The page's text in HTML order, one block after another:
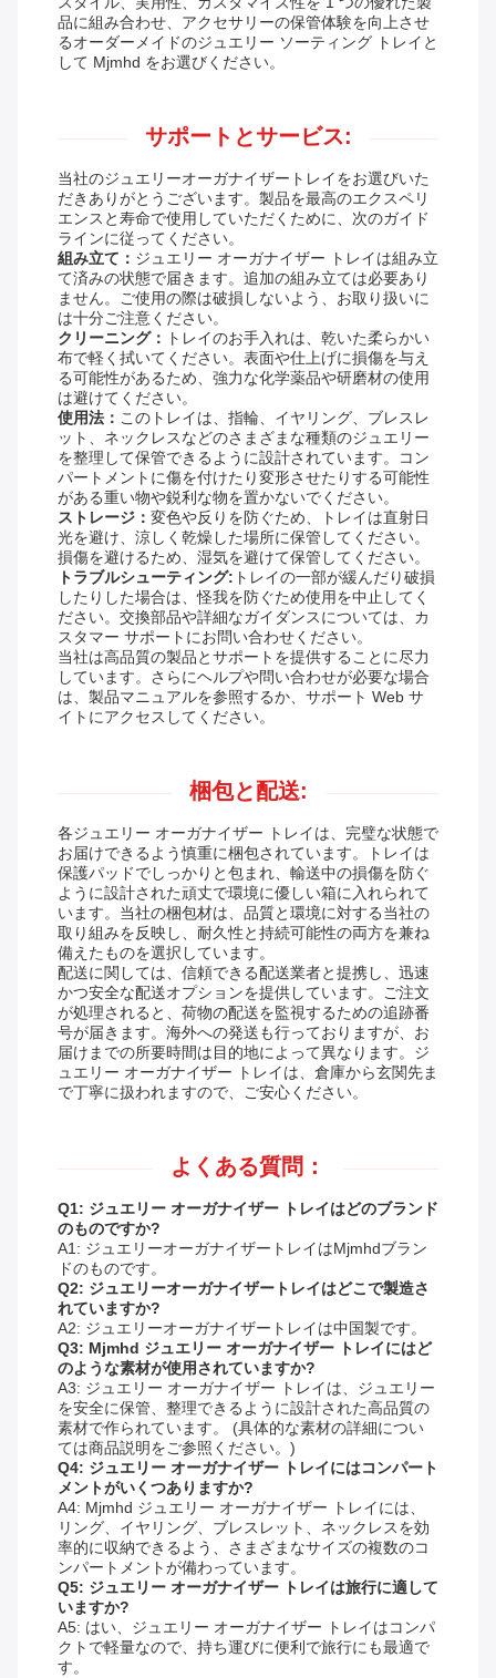
品に組み合わせ、アクセサリーの保管体験を向上させ
るオーダーメイドのジュエリー ソーティング トレイと
して Mjmhd をお選びください。
サポートとサービス:
当社のジュエリーオーガナイザートレイをお選びいた
だきありがとうございます。製品を最高のエクスペリ
エンスと寿命で使用していただくために、次のガイド
ラインに従ってください。
組み立て： ジュエリー オーガナイザー トレイは組み立
て済みの状態で届きます。追加の組み立ては必要あり
ません。ご使用の際は破損しないよう、お取り扱いに
は十分ご注意ください。
クリーニング：
トレイのお手入れは、乾いた柔らかい
布で軽く拭いてください。表面や仕上げに損傷を与え
る可能性があるため、強力な化学薬品や研磨材の使用
は避けてください。
使用法： このトレイは、指輪、イヤリング、ブレスレ
ット、ネックレスなどのさまざまな種類のジュエリー
を整理して保管できるように設計されています。コン
パートメントに傷を付けたり変形させたりする可能性
がある重い物や鋭利な物を置かないでください。
ストレージ： 変色や反りを防ぐため、トレイは直射日
光を避け、涼しく乾燥した場所に保管してください。
損傷を避けるため、湿気を避けて保管してください。
トラブルシューティング: トレイの一部が緩んだり破損
したりした場合は、怪我を防ぐため使用を中止してく
ださい。交換部品や詳細なガイダンスについては、カ
スタマー サポートにお問い合わせください。
当社は高品質の製品とサポートを提供することに尽力
しています。さらにヘルプや問い合わせが必要な場合
は、製品マニュアルを参照するか、サポート Web サ
イトにアクセスしてください。
梱包と配送:
各ジュエリー オーガナイザー トレイは、完璧な状態で
お届けできるよう慎重に梱包されています。トレイは
保護パッドでしっかりと包まれ、輸送中の損傷を防ぐ
ように設計された頑丈で環境に優しい箱に入れられて
います。当社の梱包材は、品質と環境に対する当社の
取り組みを反映し、耐久性と持続可能性の両方を兼ね
備えたものを選択しています。
配送に関しては、信頼できる配送業者と提携し、迅速
かつ安全な配送オプションを提供しています。ご注文
が処理されると、荷物の配送を監視するための追跡番
号が届きます。海外への発送も行っておりますが、お
届けまでの所要時間は目的地によって異なります。ジ
ュエリー オーガナイザー トレイは、倉庫から玄関先ま
で丁寧に扱われますので、ご安心ください。
よくある質問：
Q1: ジュエリー オーガナイザー トレイはどのブランド
のものですか?
A1: ジュエリーオーガナイザートレイはMjmhdブラン
ドのものです。
Q2: ジュエリーオーガナイザートレイはどこで製造さ
れていますか?
A2: ジュエリーオーガナイザートレイは中国製です。
Q3: Mjmhd ジュエリー オーガナイザー トレイにはど
のような素材が使用されていますか?
A3: ジュエリー オーガナイザー トレイは、ジュエリー
を安全に保管、整理できるように設計された高品質の
素材で作られています。 (具体的な素材の詳細につい
ては商品説明をご参照ください。)
Q4: ジュエリー オーガナイザー トレイにはコンパート
メントがいくつありますか?
A4: Mjmhd ジュエリー オーガナイザー トレイには、
リング、イヤリング、ブレスレット、ネックレスを効
率的に収納できるよう、さまざまなサイズの複数のコ
ンパートメントが備わっています。
Q5: ジュエリー オーガナイザー トレイは旅行に適して
いますか?
A5: はい、ジュエリー オーガナイザー トレイはコンパ
クトで軽量なので、持ち運びに便利で旅行にも最適で
す。